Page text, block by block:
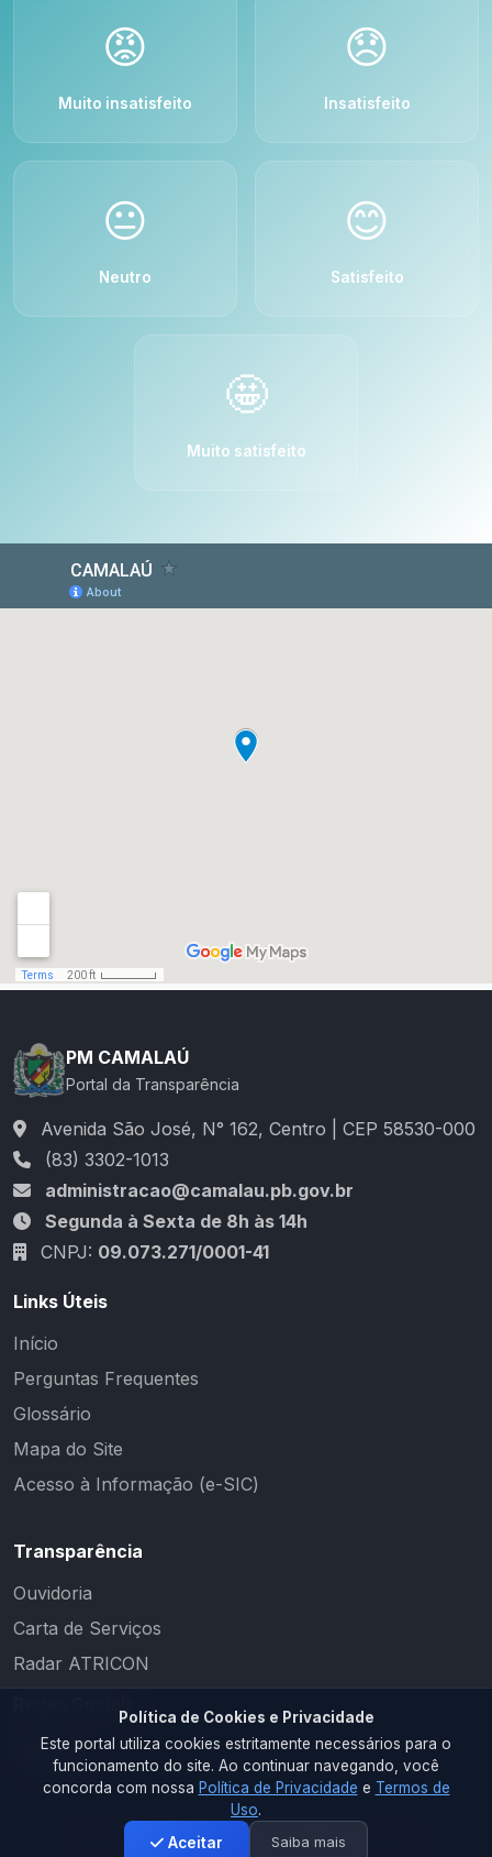
😡
Muito insatisfeito
😞
Insatisfeito
😐
Neutro
😊
Satisfeito
🤩
Muito satisfeito
PM CAMALAÚ
Portal da Transparência
Avenida São José, N° 162, Centro | CEP 58530-000
(83) 3302-1013
administracao@camalau.pb.gov.br
Segunda à Sexta de 8h às 14h
CNPJ: 09.073.271/0001-41
Links Úteis
Início
Perguntas Frequentes
Glossário
Mapa do Site
Acesso à Informação (e-SIC)
Transparência
Ouvidoria
Carta de Serviços
Radar ATRICON
2026 © PM CAMALAÚ. Todos os direitos reservados.
Política de Cookies e Privacidade
Este portal utiliza cookies estritamente necessários para o
funcionamento do site. Ao continuar navegando, você
concorda com nossa Política de Privacidade e Termos de
Uso.
Aceitar
Saiba mais